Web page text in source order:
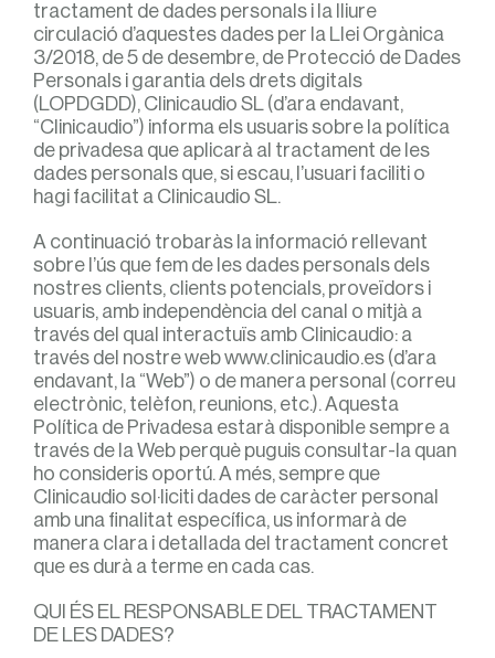
tractament de dades personals i la lliure
circulació d’aquestes dades per la Llei Orgànica
3/2018, de 5 de desembre, de Protecció de Dades
Personals i garantia dels drets digitals
(LOPDGDD), Clinicaudio SL (d’ara endavant,
“Clinicaudio”) informa els usuaris sobre la política
de privadesa que aplicarà al tractament de les
dades personals que, si escau, l’usuari faciliti o
hagi facilitat a Clinicaudio SL.
A continuació trobaràs la informació rellevant
sobre l’ús que fem de les dades personals dels
nostres clients, clients potencials, proveïdors i
usuaris, amb independència del canal o mitjà a
través del qual interactuïs amb Clinicaudio: a
través del nostre web www.clinicaudio.es (d’ara
endavant, la “Web”) o de manera personal (correu
electrònic, telèfon, reunions, etc.). Aquesta
Política de Privadesa estarà disponible sempre a
través de la Web perquè puguis consultar-la quan
ho consideris oportú. A més, sempre que
Clinicaudio sol·liciti dades de caràcter personal
amb una finalitat específica, us informarà de
manera clara i detallada del tractament concret
que es durà a terme en cada cas.
QUI ÉS EL RESPONSABLE DEL TRACTAMENT
DE LES DADES?